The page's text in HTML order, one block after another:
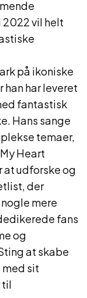
2022 vil helt
på ikoniske
han har leveret
fantastisk
Hans sange
temaer,
Heart
at udforske og
der
mere
fans
og
at skabe
sit
til